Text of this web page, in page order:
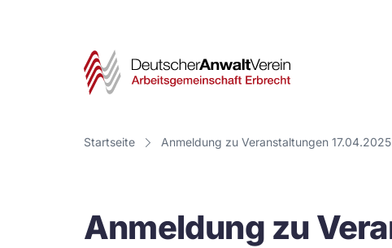
Verein
Startseite Anmeldung zu Veranstaltungen
Anmeldung zu